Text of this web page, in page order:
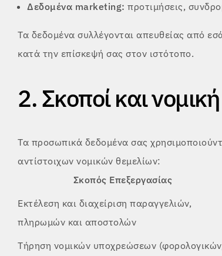
Δεδομένα marketing: προτιμήσεις,
Τα δεδομένα συλλέγονται απευθείας από
κατά την επίσκεψή σας στον ιστότοπο.
2. Σκοποί και
Τα προσωπικά δεδομένα σας
αντίστοιχων νομικών θεμελίων:
Σκοπός Επεξεργασίας
Εκτέλεση και διαχείριση παραγγελιών,
πληρωμών και αποστολών
Τήρηση νομικών υποχρεώσεων